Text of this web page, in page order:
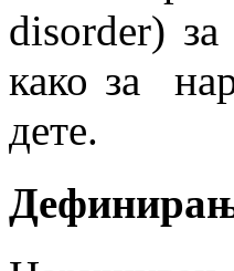
disorder)
како за
дете.